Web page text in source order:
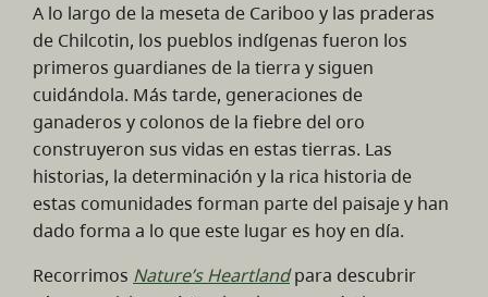
A lo largo de la meseta de Cariboo y las praderas
de Chilcotin, los pueblos indígenas fueron los
primeros guardianes de la tierra y siguen
cuidándola. Más tarde, generaciones de
ganaderos y colonos de la fiebre del oro
construyeron sus vidas en estas tierras. Las
historias, la determinación y la rica historia de
estas comunidades forman parte del paisaje y han
dado forma a lo que este lugar es hoy en día.
Recorrimos Nature’s Heartlandpara descubrir